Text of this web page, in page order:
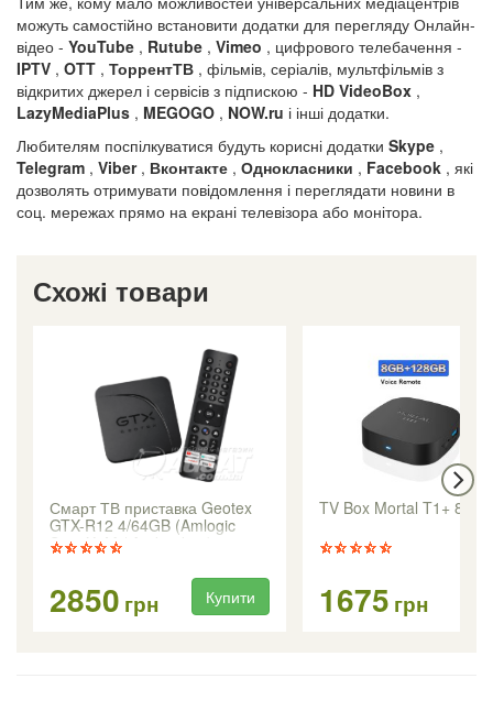
можуть самостійно встановити додатки для перегляду Онлайн-
відео - YouTube , Rutube , Vimeo , цифрового телебачення -
IPTV , OTT , ТоррентТВ , фільмів, серіалів, мультфільмів з
відкритих джерел і сервісів з підпискою - HD VideoBox ,
LazyMediaPlus , MEGOGO , NOW.ru і інші додатки.
Любителям поспілкуватися будуть корисні додатки Skype ,
Telegram , Viber , Вконтакте , Однокласники , Facebook , які
дозволять отримувати повідомлення і переглядати новини в
соц. мережах прямо на екрані телевізора або монітора.
Схожі товари
Смарт ТВ приставка Geotex
GTX-R12 4/64GB (Amlogic
S905X5M / Android 14)
2850 грн Купити
TV Box Mortal T1+ 8/
1675 грн